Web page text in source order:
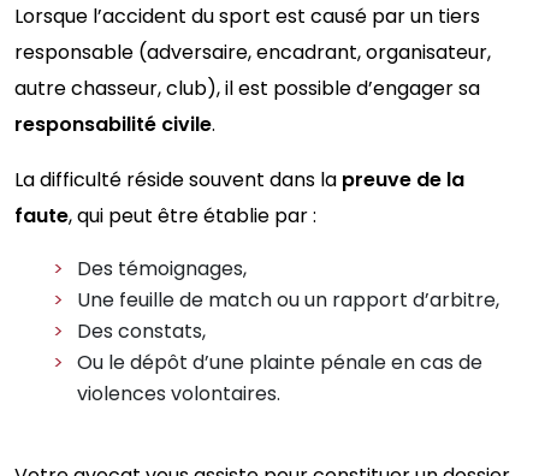
Lorsque l’accident du sport est causé par un tiers
responsable (adversaire, encadrant, organisateur,
autre chasseur, club), il est possible d’engager sa
responsabilité civile.
La difficulté réside souvent dans la preuve de la
faute, qui peut être établie par :
Des témoignages,
Une feuille de match ou un rapport d’arbitre,
Des constats,
Ou le dépôt d’une plainte pénale en cas de
violences volontaires.